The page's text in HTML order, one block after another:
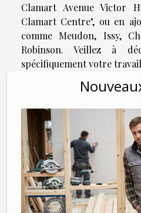
Clamart Avenue Victor
Clamart Centre", ou en
comme Meudon, Issy,
Robinson. Veillez à
spécifiquement votre